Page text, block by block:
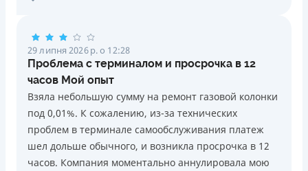
29 липня 2026 р. о 12:28
Проблема с терминалом и просрочка в 12
часов Мой опыт
Взяла небольшую сумму на ремонт газовой колонки
под 0,01%. К сожалению, из-за технических
проблем в терминале самообслуживания платеж
шел дольше обычного, и возникла просрочка в 12
часов. Компания моментально аннулировала мою